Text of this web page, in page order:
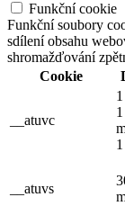
Funkční cookie
Funkční soubory
sdílení obsahu
shromažďování
Cookie
__atuvc
1
__atuvs